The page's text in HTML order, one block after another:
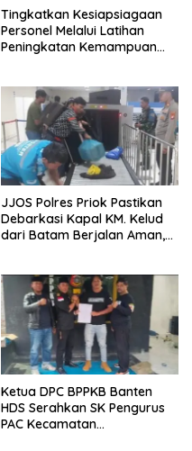
Tingkatkan Kesiapsiagaan
Personel Melalui Latihan
Peningkatan Kemampuan
JJOS Polres Priok Pastikan
Debarkasi Kapal KM. Kelud
dari Batam Berjalan Aman,
Ketua DPC BPPKB Banten
HDS Serahkan SK Pengurus
PAC Kecamatan